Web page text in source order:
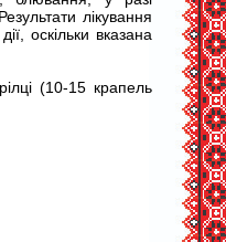
лікування
оскільки вказана
(10-15 крапель